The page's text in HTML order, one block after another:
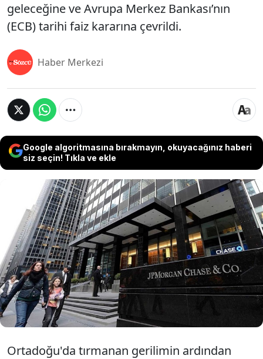
geleceğine ve Avrupa Merkez Bankası’nın
(ECB) tarihi faiz kararına çevrildi.
Haber Merkezi
Google algoritmasına bırakmayın, okuyacağınız haberi
siz seçin! Tıkla ve ekle
Wall Street devlerinin radarındaki en büyük risk,
sanılanın aksine enflasyon ya da durgunluk
değil. İsrail ve İran arasındaki geçici ateşkesle
nefes alan küresel piyasalarda gözler, Hürmüz
Boğazı'nın geleceğine ve Avrupa Merkez
Bankası’nın (ECB) tarihi faiz kararına çevrildi.
Ortadoğu'da tırmanan gerilimin ardından